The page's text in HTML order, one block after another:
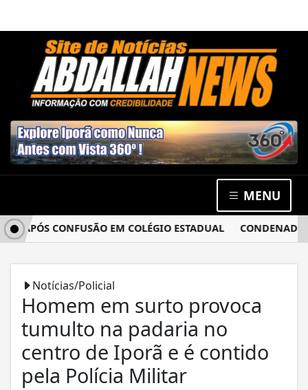
MENU
CONFUSÃO EM COLÉGIO ESTADUAL CONDENADO
Notícias/Policial
Homem em surto provoca
tumulto na padaria no
centro de Iporã e é contido
pela Polícia Militar